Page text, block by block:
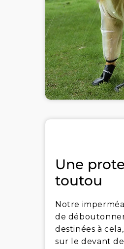
Une
toutou
Notre
de
destinées à
sur le devant